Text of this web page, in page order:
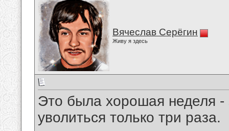
Вячеслав Серёгин
Живу я здесь
Это была хорошая неделя -
уволиться только три раза.